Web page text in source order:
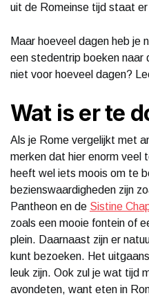
uit de Romeinse tijd staat
Maar hoeveel dagen heb je
een stedentrip boeken
niet voor hoeveel dagen?
Wat is er te
Als je Rome vergelijkt met
merken dat hier enorm veel
heeft wel iets moois om te
bezienswaardigheden zijn
Pantheon en de Sistine
zoals een mooie fontein of
plein. Daarnaast zijn er
kunt bezoeken. Het
leuk zijn. Ook zul je wat tijd
avondeten, want eten in